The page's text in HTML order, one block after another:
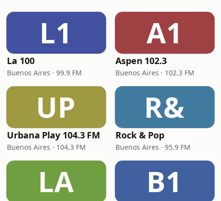
L1
La 100
Buenos Aires · 99.9 FM
A1
Aspen 102.3
Buenos Aires · 102.3 FM
UP
Urbana Play 104.3 FM
Buenos Aires · 104.3 FM
R&
Rock & Pop
Buenos Aires · 95.9 FM
LA B1